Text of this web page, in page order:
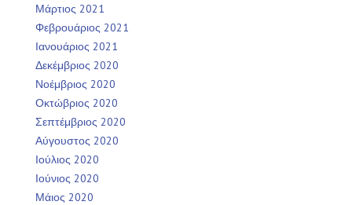
Μάρτιος 2021
Φεβρουάριος 2021
Ιανουάριος 2021
Δεκέμβριος 2020
Νοέμβριος 2020
Οκτώβριος 2020
Σεπτέμβριος 2020
Αύγουστος 2020
Ιούλιος 2020
Ιούνιος 2020
Μάιος 2020